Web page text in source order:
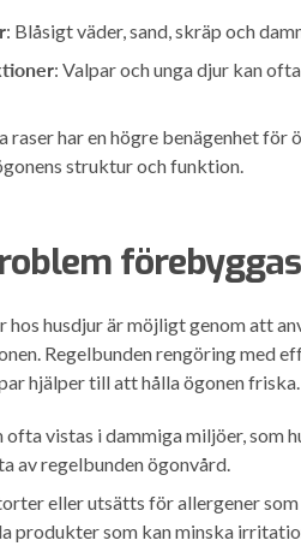
: Blåsigt väder, sand, skräp och
: Valpar och unga djur kan
raser har en högre benägenhet för
struktur och funktion.
hos husdjur är möjligt genom att
Regelbunden rengöring med
hjälper till att hålla ögonen friska.
vistas i dammiga miljöer, som
av regelbunden ögonvård.
eller utsätts för allergener
produkter som kan minska